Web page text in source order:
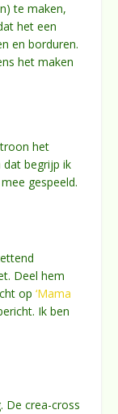
te maken,
het een
en borduren.
het maken
het
dat begrijp ik
gespeeld.
Deel hem
op ‘Mama
Ik ben
De crea-cross